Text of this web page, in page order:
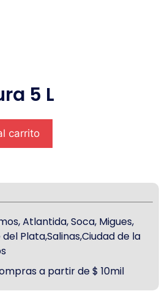
5 L
carrito
Atlantida, Soca, Migues,
Plata,Salinas,Ciudad de la
a partir de $ 10mil